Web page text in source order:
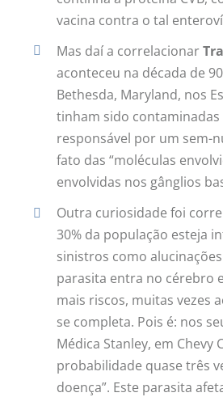
vacina contra o tal
Mas daí a correlacionar
aconteceu na década de
Bethesda, Maryland, nos
tinham sido
responsável por um sem-
fato das “moléculas
envolvidas nos gânglios
Outra curiosidade foi
30% da população esteja
sinistros como
parasita entra no cérebro
mais riscos, muitas vezes
se completa. Pois é: nos
Médica Stanley, em
probabilidade quase três
doença”. Este parasita